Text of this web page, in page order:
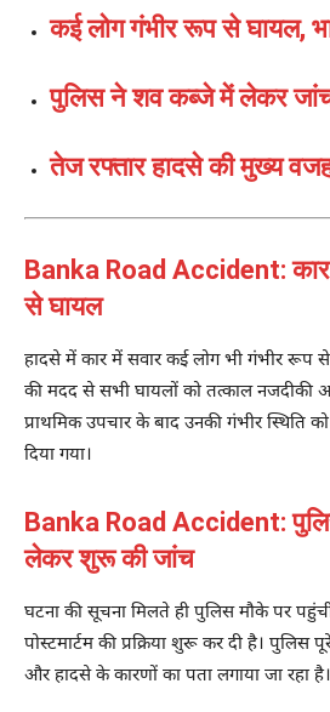
कई लोग गंभीर रूप से घायल,
पुलिस ने शव कब्जे में लेकर
तेज रफ्तार हादसे की मुख्य
Banka Road Accident: कार
से घायल
हादसे में कार में सवार कई लोग भी गंभीर रूप से
की मदद से सभी घायलों को तत्काल नजदीकी
प्राथमिक उपचार के बाद उनकी गंभीर स्थिति
दिया गया।
Banka Road Accident:
लेकर शुरू की जांच
घटना की सूचना मिलते ही पुलिस मौके पर
पोस्टमार्टम की प्रक्रिया शुरू कर दी है।
और हादसे के कारणों का पता लगाया जा रहा है।